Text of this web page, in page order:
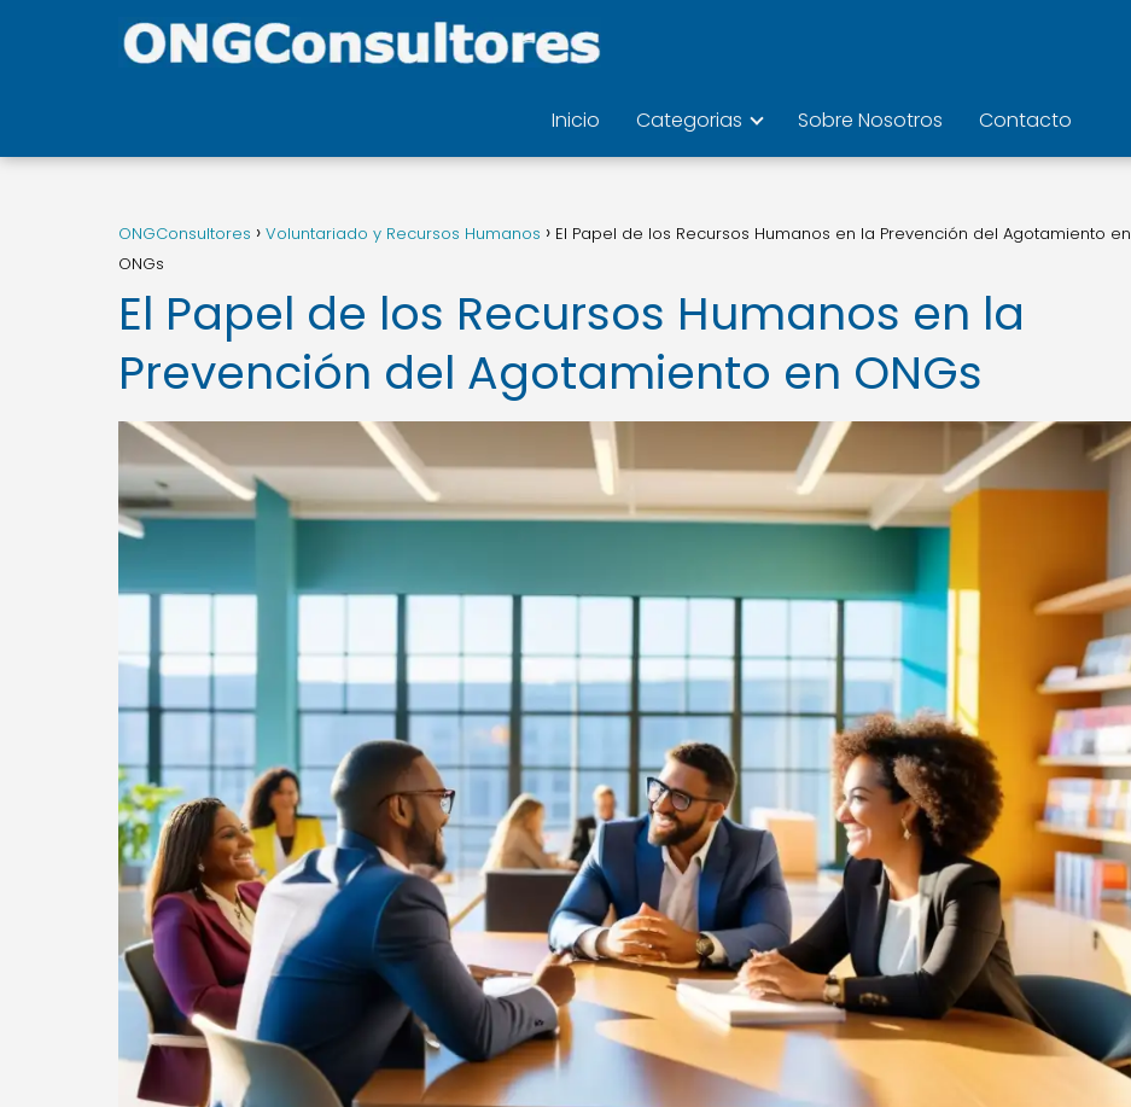
Inicio Categorias Sobre Nosotros Contacto
ONGConsultores Voluntariado y Recursos Humanos
El Papel de los Recursos Humanos en la Prevención del Agotamiento en
ONGs
El Papel de los Recursos Humanos en la
Prevención del Agotamiento en ONGs